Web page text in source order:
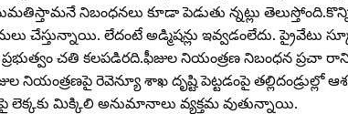
నిబంధనలు కూడా పెడుతు న్నట్లు
చేస్తున్నాయి. లేదంటే అడ్మిషన్లు ఇవ్వడంలేదు. ప్రైవేటు
చతి కలపడిరది.ఫీజుల నియంత్రణ నిబంధన ప్రచా
నియంత్రణపై రెవెన్యూ శాఖ దృష్టి పెట్టడంపై
లెక్కకు మిక్కిలి అనుమానాలు వ్యక్తమ వుతున్నాయి.